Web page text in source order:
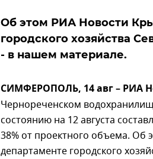
Об этом РИА Новости
городского хозяйства
- в нашем материале.
СИМФЕРОПОЛЬ, 14 авг – РИА
Чернореченском
состоянию на 12 августа
38% от проектного объема.
департаменте городского